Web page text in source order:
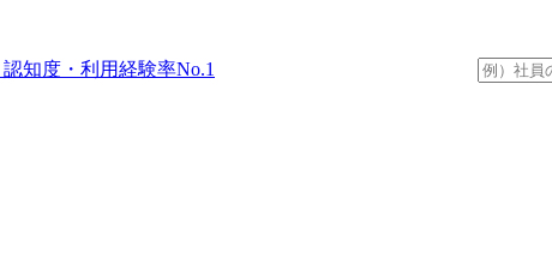
認知度・利用経験率No.1